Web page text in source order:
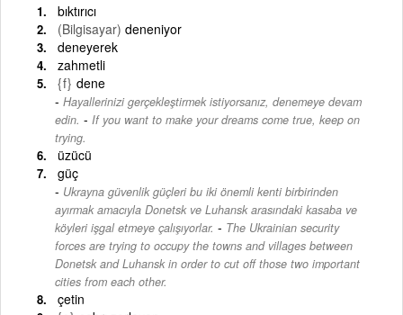
bıktırıcı
(Bilgisayar) deneniyor
deneyerek
zahmetli
{f} dene
Hayallerinizi gerçekleştirmek istiyorsanız, denemeye devam
edin. - If you want to make your dreams come true, keep on
trying.
üzücü
güç
Ukrayna güvenlik güçleri bu iki önemli kenti birbirinden
ayırmak amacıyla Donetsk ve Luhansk arasındaki kasaba ve
köyleri işgal etmeye çalışıyorlar. - The Ukrainian security
forces are trying to occupy the towns and villages between
Donetsk and Luhansk in order to cut off those two important
cities from each other.
çetin